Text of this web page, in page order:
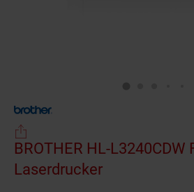
BROTHER HL-L3240CDW
Laserdrucker